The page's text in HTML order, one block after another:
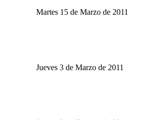
Martes 15 de Marzo de 2011
Jueves 3 de Marzo de 2011